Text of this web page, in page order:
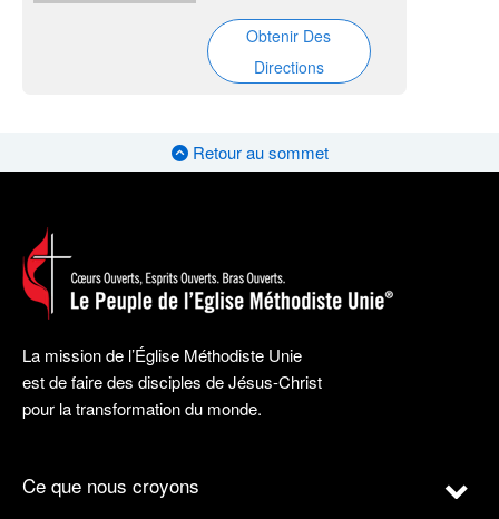
Obtenir Des
Directions
Retour au sommet
La mission de l’Église Méthodiste Unie
est de faire des disciples de Jésus-Christ
pour la transformation du monde.
Ce que nous croyons